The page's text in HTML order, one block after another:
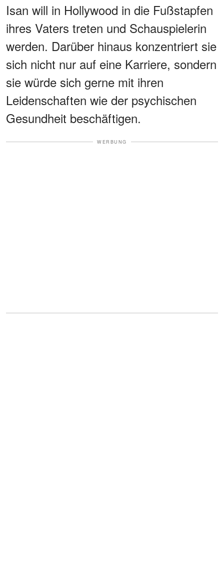
Isan will in Hollywood in die Fußstapfen
ihres Vaters treten und Schauspielerin
werden. Darüber hinaus konzentriert sie
sich nicht nur auf eine Karriere, sondern
sie würde sich gerne mit ihren
Leidenschaften wie der psychischen
Gesundheit beschäftigen.
WERBUNG